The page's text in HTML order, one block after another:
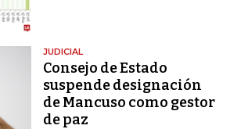
JUDICIAL
Consejo de Estado
suspende designación
de Mancuso como gestor
de paz